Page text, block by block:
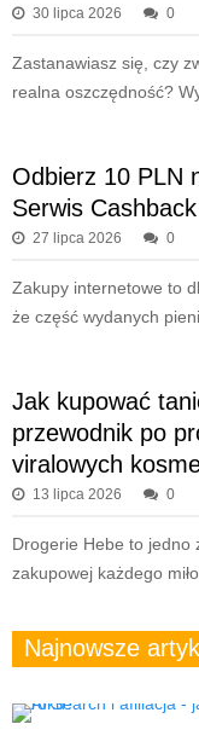
30 lipca 2026 0
Zastanawiasz się, czy
realna oszczędność?
Odbierz 10 PLN
Serwis
27 lipca 2026 0
Zakupy internetowe to
że część wydanych
Jak kupować
przewodnik po
viralowych
13 lipca 2026 0
Drogerie Hebe to jedno
zakupowej każdego
Najnowsze